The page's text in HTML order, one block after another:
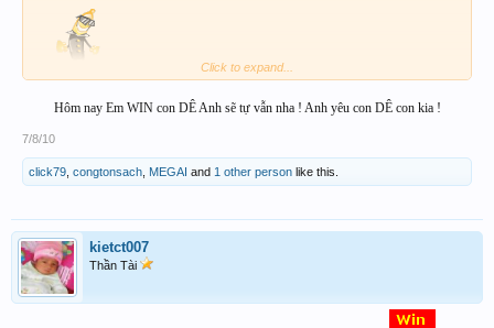
Click to expand...
Hôm nay Em WIN con DÊ Anh sẽ tự vẫn nha ! Anh yêu con DÊ con kia !
7/8/10
click79 congtonsach MEGAI and 1 other person like this.
kietct007
Thần Tài